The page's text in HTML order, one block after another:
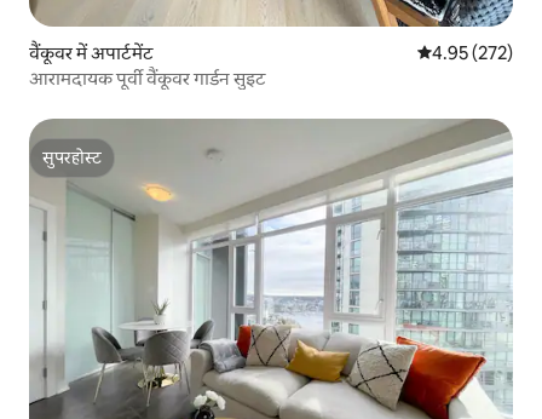
वैंकूवर में अपार्टमेंट औसत रेटिंग 5 में से
4.95 (272)
आरामदायक पूर्वी वैंकूवर गार्डन सुइट
सुपरहोस्ट
सुपरहोस्ट